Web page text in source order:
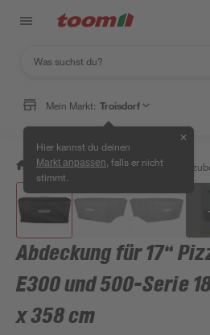
Mein Markt: Troisdorf
Hier kannst du deinen
Markt anpassen , falls er nicht
stimmt.
✕
/ Garten & Freizeit / Grills &
Abdeckung für 17“
E300 und 500-Serie
x 358 cm